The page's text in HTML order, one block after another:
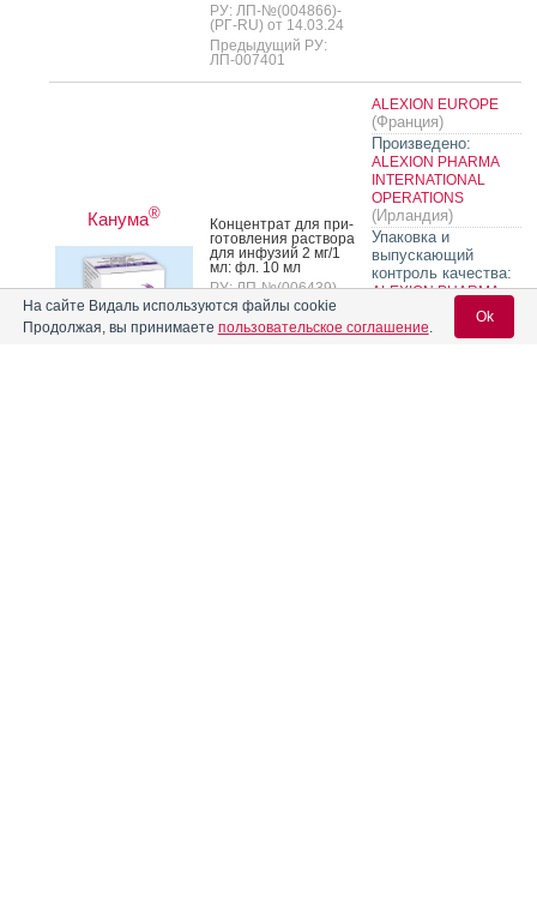
РУ: ЛП-№(004866)-
(РГ-RU) от 14.03.24
Предыдущий РУ:
ЛП-007401
Канума®
Кон­цен­трат для при­
готов­ле­ния рас­тво­ра
для ин­фу­зий 2 мг/1
мл: фл. 10 мл
РУ: ЛП-№(006439)-
(РГ-RU) от 02.08.24
Дата
переоформления:
ALEXION EUROPE
(Франция)
Произведено:
ALEXION PHARMA
INTERNATIONAL
OPERATIONS
(Ирландия)
Упаковка и
выпускающий
контроль качества:
ALEXION PHARMA
INTERNATIONAL
OPERATIONS
или
На сайте Видаль используются файлы cookie
Продолжая, вы принимаете пользовательское соглашение.
Ok